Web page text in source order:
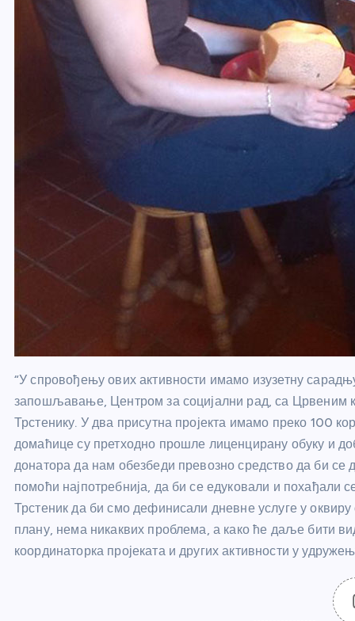
“У спровођењу ових активности имамо изузетну
запошљавање, Центром за социјални рад, са Црвеним
Трстенику. У два присутна пројекта имамо преко 100
домаћице су претходно прошле лиценцирану обуку и
донатора да нам обезбеди превозно средство да би се
помоћи најпотребнија, да би се едуковали и
Трстеник да би смо дефинисали дневне услуге у
плану, нема никаквих проблема, а како ће даље бити
координаторка пројеката и других активности у